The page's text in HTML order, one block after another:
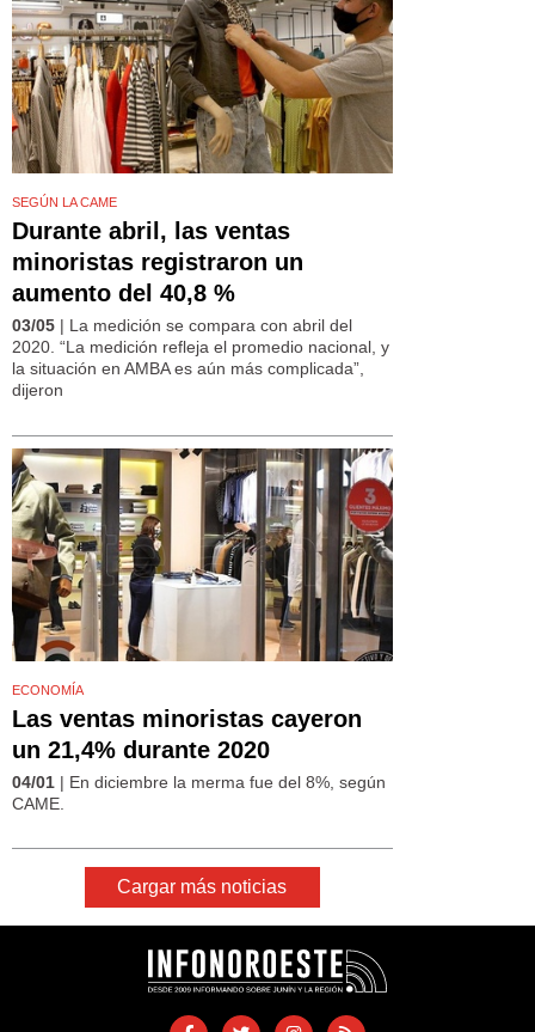
SEGÚN LA CAME
Durante abril, las ventas
minoristas registraron un
aumento del 40,8 %
03/05 | La medición se compara con abril del
2020. “La medición refleja el promedio nacional, y
la situación en AMBA es aún más complicada”,
dijeron
ECONOMÍA
Las ventas minoristas cayeron
un 21,4% durante 2020
04/01 | En diciembre la merma fue del 8%, según
CAME.
Cargar más noticias